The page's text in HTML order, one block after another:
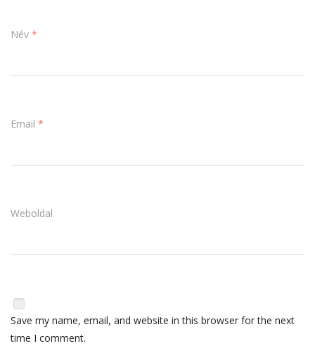
Név *
Email *
Weboldal
Save my name, email, and website in this browser for the next
time I comment.